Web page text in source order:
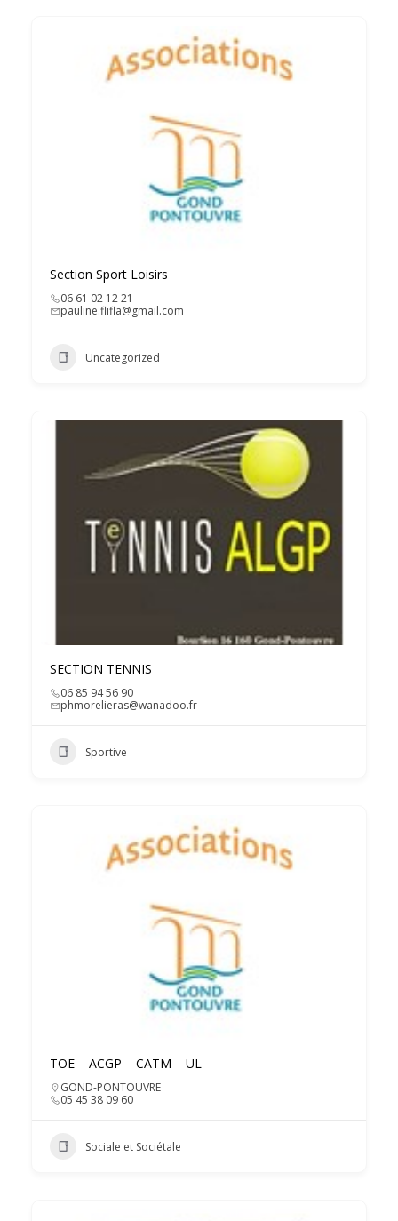
Section Sport Loisirs
06 61 02 12 21
pauline.flifla@gmail.com
Uncategorized
SECTION TENNIS
06 85 94 56 90
phmorelieras@wanadoo.fr
Sportive
TOE – ACGP – CATM – UL
GOND-PONTOUVRE
05 45 38 09 60
Sociale et Sociétale